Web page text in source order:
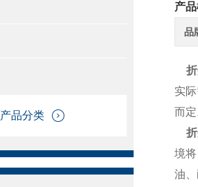
品分类
产
品
折
实
而
折
境
油